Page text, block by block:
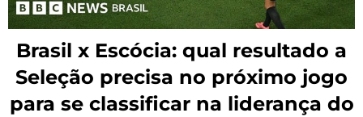
Brasil x Escócia: qual resultado a
Seleção precisa no próximo jogo
para se classificar na liderança do